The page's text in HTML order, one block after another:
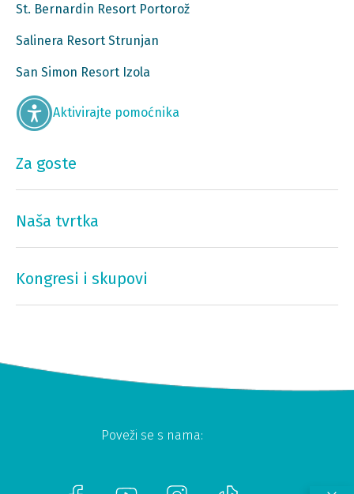
St. Bernardin Resort Portorož
Salinera Resort Strunjan
San Simon Resort Izola
Aktivirajte pomoćnika
Za goste
Naša tvrtka
Kongresi i skupovi
Poveži se s nama: